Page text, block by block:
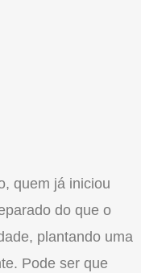
quem já iniciou
do que o
plantando uma
Pode ser que